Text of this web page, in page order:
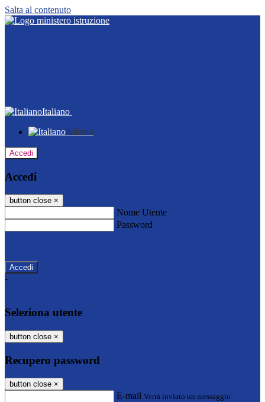
Salta al contenuto
Italiano
Italiano
Accedi
Accedi
button close ×
Nome Utente
Password
-
Seleziona utente
button close ×
Recupero password
button close ×
E-mail Verrà inviato un messaggio